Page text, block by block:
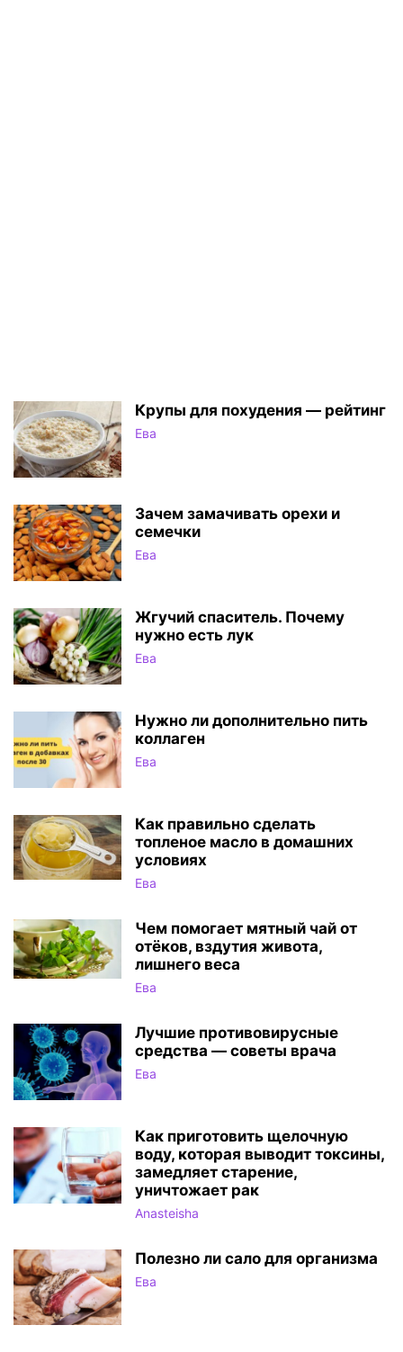
Крупы для похудения — рейтинг
Ева
Зачем замачивать орехи и
семечки
Ева
Жгучий спаситель. Почему
нужно есть лук
Ева
Нужно ли дополнительно пить
коллаген
Ева
Как правильно сделать
топленое масло в домашних
условиях
Ева
Чем помогает мятный чай от
отёков, вздутия живота,
лишнего веса
Ева
Лучшие противовирусные
средства — cоветы врача
Ева
Как приготовить щелочную
воду, которая выводит токсины,
замедляет старение,
уничтожает рак
Anasteisha
Полезно ли сало для организма
Ева